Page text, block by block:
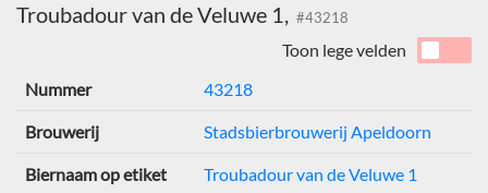
Troubadour van de Veluwe 1, #43218
Toon lege velden
Nummer
43218
Brouwerij Stadsbierbrouwerij Apeldoorn
Biernaam op etiket Troubadour van de Veluwe 1